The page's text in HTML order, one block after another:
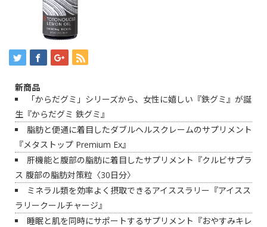
新商品
「からだグミ」シリーズから、女性に嬉しい『鉄グミ』が誕
生『からだグミ 鉄グミ』
脂肪と便通に着目したダブルヘルスクレームのサプリメント
『メタストップ Premium Ex』
肝機能と腹部の脂肪に着目したサプリメント『クルビサプラ
ス 腹部の脂肪対策粒〈30日分〉
ミネラル類を効率よく摂取できるアイススラリー『アイスス
ラリークールチャージ』
睡眠と肌を同時にサポートするサプリメント『おやすみキレ